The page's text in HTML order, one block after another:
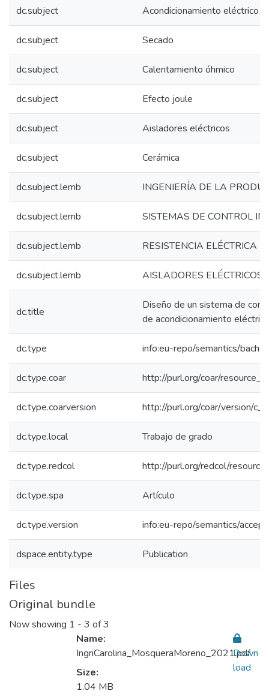
dc.subject Acondicionamiento eléctrico
dc.subject Secado
dc.subject Calentamiento óhmico
dc.subject Efecto joule
dc.subject Aisladores eléctricos
dc.subject Cerámica
dc.subject.lemb INGENIERÍA DE LA
dc.subject.lemb SISTEMAS DE CONTROL
dc.subject.lemb RESISTENCIA ELÉCTRICA
dc.subject.lemb AISLADORES ELÉCTRICOS
dc.title
Diseño de un sistema de
de acondicionamiento
dc.type info:eu-repo/semantics/
dc.type.coar http://purl.org/coar/
dc.type.coarversion http://purl.org/coar/version/
dc.type.local Trabajo de grado
dc.type.redcol http://purl.org/redcol/
dc.type.spa Artículo
dc.type.version info:eu-repo/semantics/
dspace.entity.type Publication
Files
Original bundle
Now showing 1 - 3 of 3
Name:
IngriCarolina_MosqueraMoreno_2021.pdf
Size:
1.04 MB
Down
load